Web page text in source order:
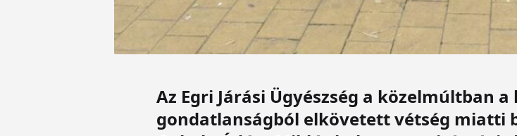
Az Egri Járási Ügyészség a közelmúltban
gondatlanságból elkövetett vétség miatti